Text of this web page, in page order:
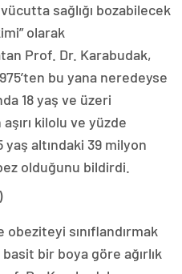
sağlığı bozabilecek
olarak
Prof. Dr. Karabudak,
bu yana neredeyse
18 yaş ve üzeri
kilolu ve yüzde
yaş altındaki 39 milyon
olduğunu bildirdi.
sınıflandırmak
bir boya göre ağırlık